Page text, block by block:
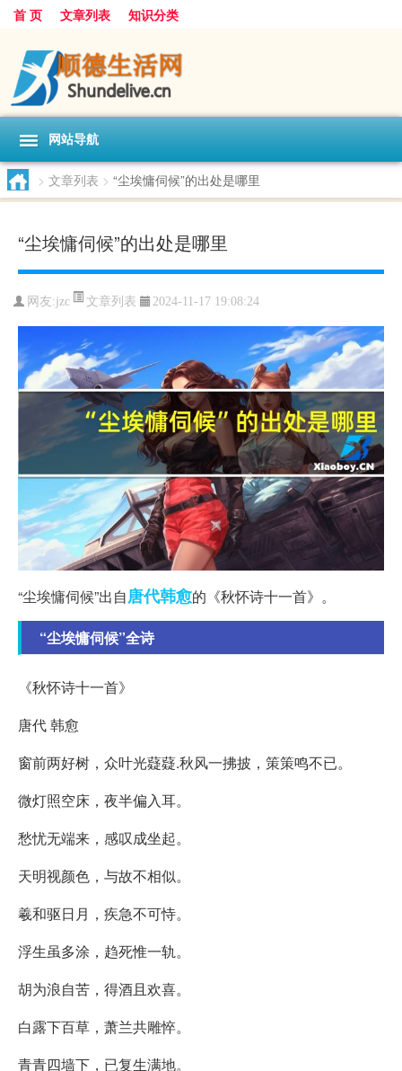
首 页 文章列表 知识分类
网站导航
> 文章列表 > “尘埃慵伺候”的出处是哪里
“尘埃慵伺候”的出处是哪里
网友:jzc 文章列表 2024-11-17 19:08:24
“尘埃慵伺候”出自唐代韩愈的《秋怀诗十一首》。
“尘埃慵伺候”全诗
《秋怀诗十一首》
唐代 韩愈
窗前两好树，众叶光薿薿.秋风一拂披，策策鸣不已。
微灯照空床，夜半偏入耳。
愁忧无端来，感叹成坐起。
天明视颜色，与故不相似。
羲和驱日月，疾急不可恃。
浮生虽多涂，趋死惟一轨。
胡为浪自苦，得酒且欢喜。
白露下百草，萧兰共雕悴。
青青四墙下，已复生满地。